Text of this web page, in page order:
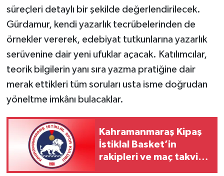
süreçleri detaylı bir şekilde değerlendirilecek.
Gürdamur, kendi yazarlık tecrübelerinden de
örnekler vererek, edebiyat tutkunlarına yazarlık
serüvenine dair yeni ufuklar açacak. Katılımcılar,
teorik bilgilerin yanı sıra yazma pratiğine dair
merak ettikleri tüm soruları usta isme doğrudan
yöneltme imkânı bulacaklar.
Kahramanmaraş Kipaş
İstiklal Basket’in
rakipleri ve maç takvimi